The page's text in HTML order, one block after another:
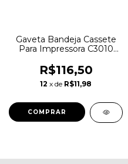
Gaveta Bandeja Cassete
Para Impressora C3010
R$116,50
12 x de R$11,98